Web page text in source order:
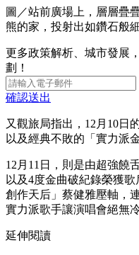
圖／站前廣場上，層層疊
熊的家，投射出如鑽石般
更多政策解析、城市發展
劃！
確認送出
又觀旅局指出，12月10日
以及經典不敗的「實力派
12月11日，則是由超強饒
以及4度金曲破紀錄榮獲
創作天后」蔡健雅壓軸，
實力派歌手讓演唱會絕無冷
延伸閱讀